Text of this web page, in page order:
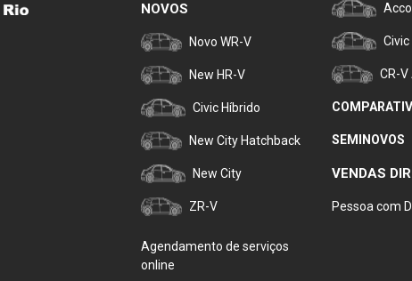
NOVOS
Novo WR-V
New HR-V
Civic Híbrido
New City Hatchback
New City
ZR-V
Civic
CR-
SEMINOVOS
VENDAS
Pessoa com
Agendamento de serviços
online